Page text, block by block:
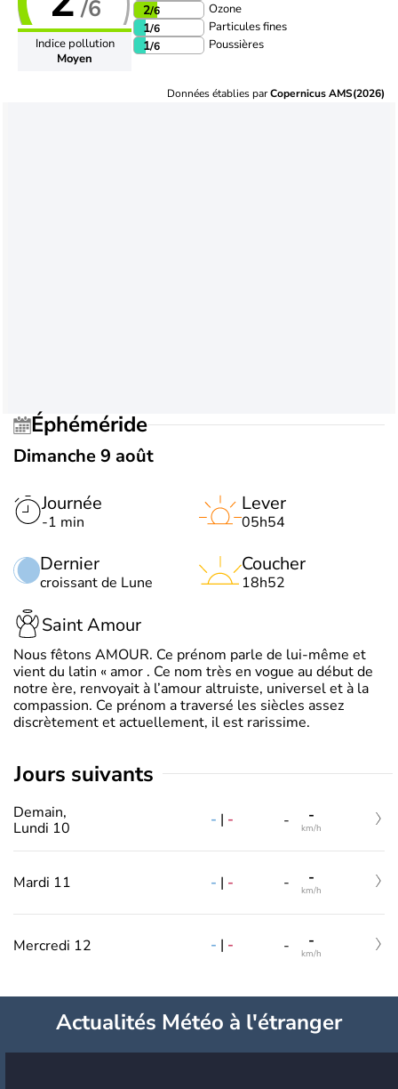
/6
Indice pollution
Moyen
2/6 Ozone
1/6 Particules fines
1/6 Poussières
Données établies parCopernicus AMS(2026)
Éphéméride
Dimanche 9 août
Journée
-1 min
Dernier
croissant de Lune
Lever
05h54
Coucher
18h52
Saint Amour
Nous fêtons AMOUR. Ce prénom parle de lui-même et
vient du latin « amor . Ce nom très en vogue au début de
notre ère, renvoyait à l’amour altruiste, universel et à la
compassion. Ce prénom a traversé les siècles assez
discrètement et actuellement, il est rarissime.
jours suivants
Demain,
Lundi 10
- | - - -
km/h
Mardi 11 - | - - -
km/h
Mercredi 12 - | - - -
km/h
Actualités Météo à l'étranger